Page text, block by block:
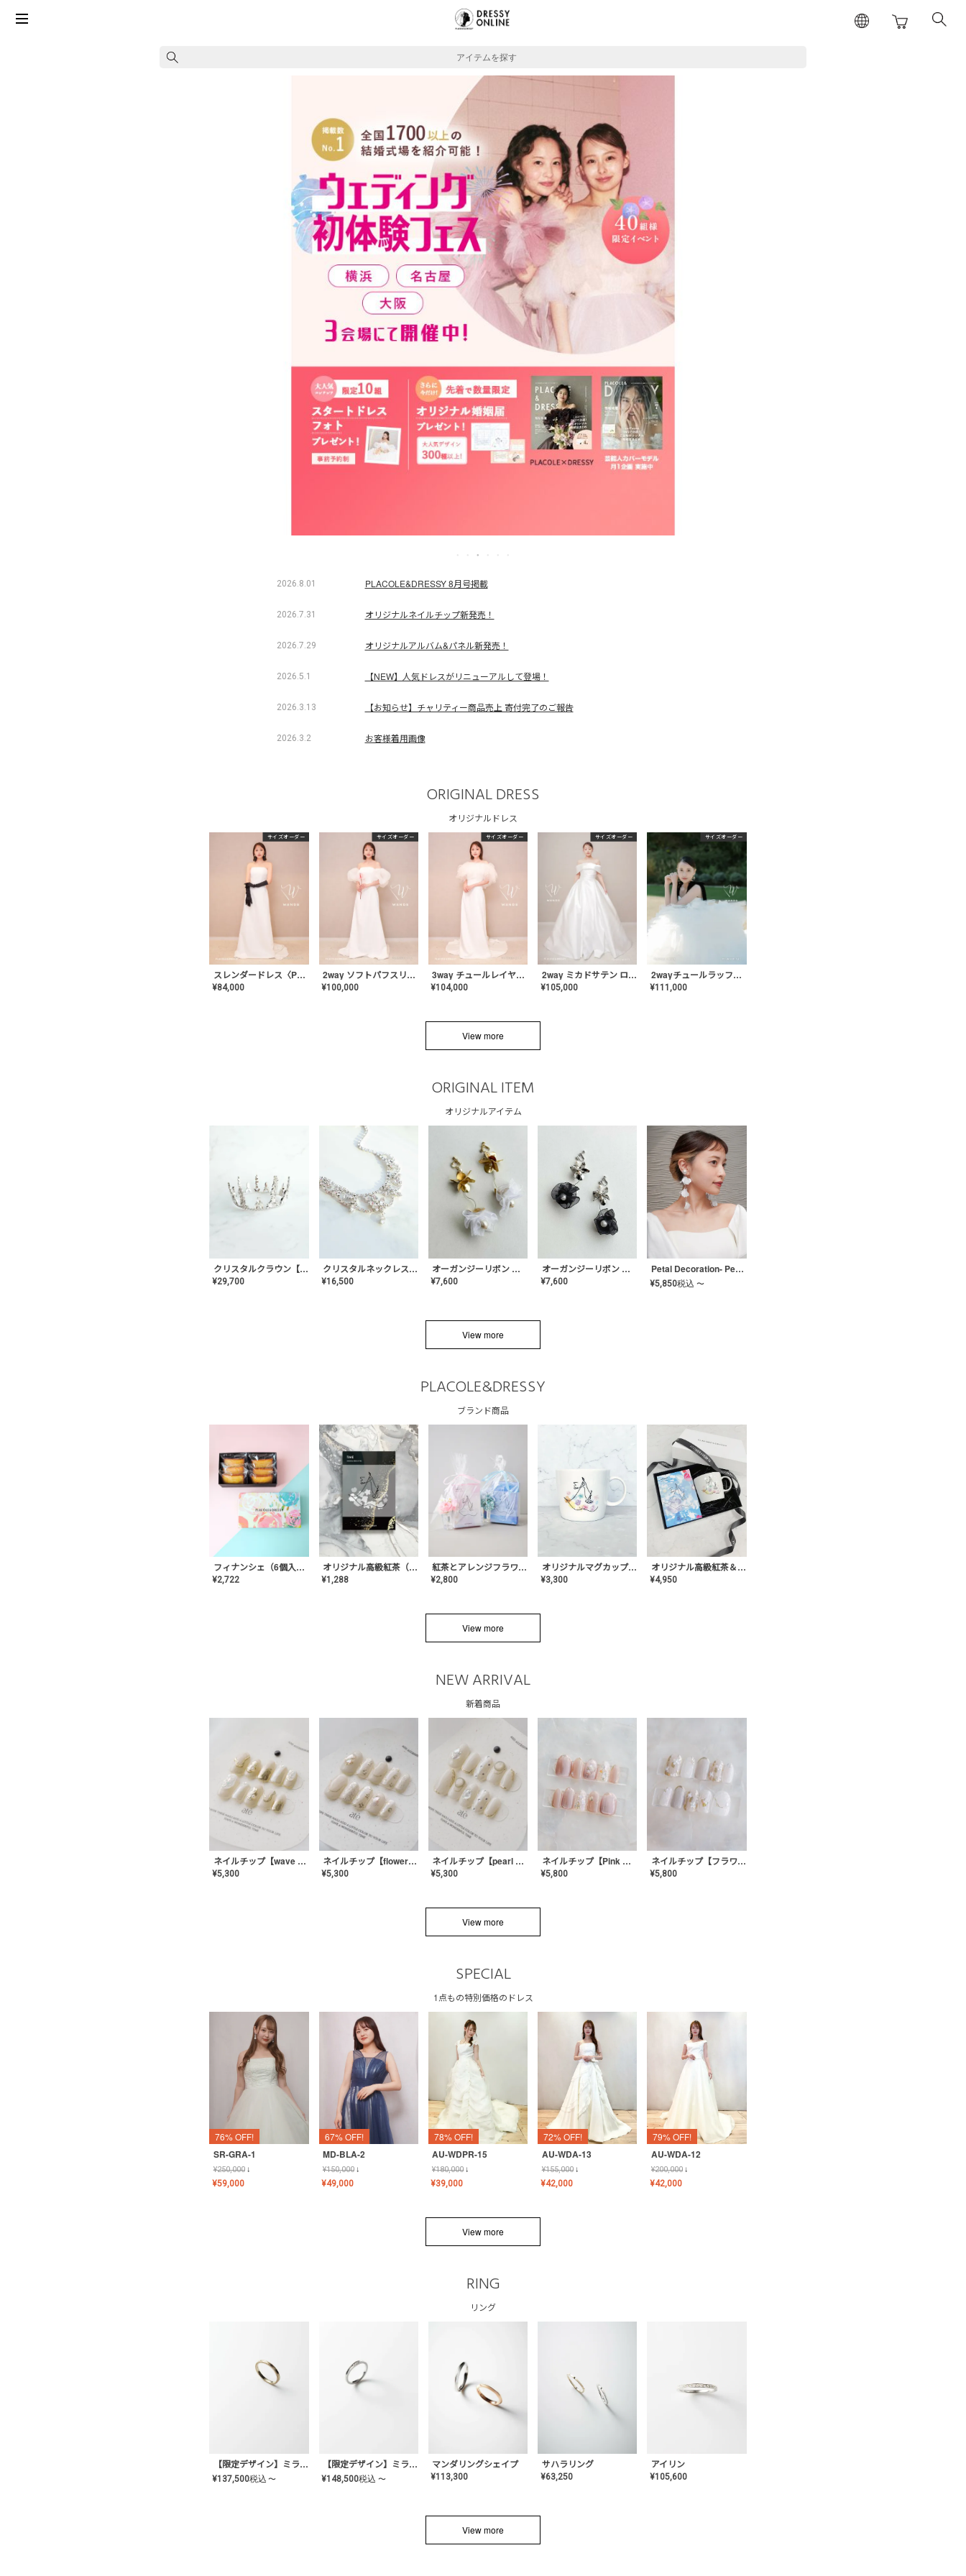
アイテムを探す
2026.8.01 PLACOLE&DRESSY 8月号掲載
2026.7.31 オリジナルネイルチップ新発売！
2026.7.29 オリジナルアルバム&パネル新発売！
2026.5.1 【NEW】人気ドレスがリニューアルして登場！
2026.3.13 【お知らせ】チャリティー商品売上 寄付完了のご報告
2026.3.2 お客様着用画像
ORIGINAL DRESS
オリジナルドレス
サイズオーダー
スレンダードレス〈PD-WDOR-2110〉
¥84,000
サイズオーダー
2way ソフトパフスリーブ スレンダードレス〈PD-WDOR-2112〉
¥100,000
サイズオーダー
3way チュールレイヤーオフショルダー スレンダードレス〈PD-WDOR-2111〉
¥104,000
サイズオーダー
2way ミカドサテン ロールカラードレス〈PD-WDOR-511〉
¥105,000
サイズオーダー
2wayチュールラッフルドレス〈PD-WDOR-341〉
¥111,000
View more
ORIGINAL ITEM
オリジナルアイテム
クリスタルクラウン【MA-COHD-01】韓国風クラウン/ウェディングクラウン/ティアラ
¥29,700
クリスタルネックレス-Lace【MA-CONL-02】
¥16,500
オーガンジーリボン バレリーナイヤリング&ピアス【White】〈PV-COER-12〉
¥7,600
オーガンジーリボン バレリーナイヤリング&ピアス【Black】〈PV-COER-11〉
¥7,600
Petal Decoration- Pearl【JA-COER-3】
¥5,850税込 〜
View more
PLACOLE&DRESSY
ブランド商品
フィナンシェ（6個入り）
¥2,722
オリジナル高級紅茶（TIME/タイム）【ギフト/プチギフト/プレゼント/内祝い/結婚式/オリジナル配合/高品質/ハーブティー/茶葉/記念日/お返し/手土産/美容/おしゃれ】
¥1,288
紅茶とアレンジフラワーのセット
¥2,800
オリジナルマグカップ【AT-TW-03】ギフトセット有/プレゼント/内祝い/結婚式/ペア/食器/テーブルウェア/記念日/お返し/特別/高級/おしゃれ
¥3,300
オリジナル高級紅茶＆マグカップ ギフト【AT-GF-02】ギフトセット/プレゼント/内祝い/結婚式/ハーブティー/高品質/マグカップ/食器/記念日/お返し/手土産/美容/おしゃれ
¥4,950
View more
NEW ARRIVAL
新着商品
ネイルチップ【wave mirror】AE-CONA-04
¥5,300
ネイルチップ【flower shell】AE-CONA-03
¥5,300
ネイルチップ【pearl bijou】AE-CONA-02
¥5,300
ネイルチップ【Pink Glow Nail】MK-CONA-04
¥5,800
ネイルチップ【フラワーシフォンネイル】MK-CONA-03
¥5,800
View more
SPECIAL
1点もの特別価格のドレス
76% OFF!
SR-GRA-1
¥250,000↓
¥59,000
67% OFF!
MD-BLA-2
¥150,000↓
¥49,000
78% OFF!
AU-WDPR-15
¥180,000↓
¥39,000
72% OFF!
AU-WDA-13
¥155,000↓
¥42,000
79% OFF!
AU-WDA-12
¥200,000↓
¥42,000
View more
RING
リング
【限定デザイン】ミライ(mill-ai)リング
¥137,500税込 〜
【限定デザイン】ミライ(mill-ai)リング
¥148,500税込 〜
マンダリングシェイプ
¥113,300
サハラリング
¥63,250
アイリン
¥105,600
View more